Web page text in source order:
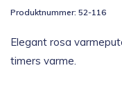
Produktnummer: 52-116
Elegant rosa
timers varme.